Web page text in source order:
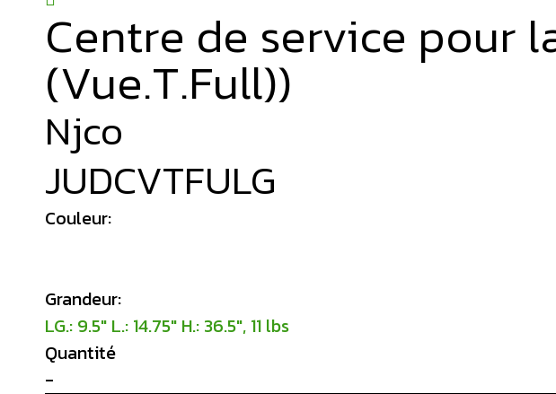
Centre de service pour
(Vue.T.Full))
Njco
JUDCVTFULG
Couleur:
Grandeur:
LG.: 9.5″ L.: 14.75″ H.: 36.5″, 11 lbs
Quantité
-